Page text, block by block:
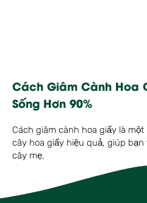
Cách Giâm Cành Hoa
Sống Hơn 90%
Cách giâm cành hoa giấy là
cây hoa giấy hiệu quả, giúp
cây mẹ.